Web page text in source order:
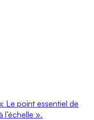
Le point essentiel de
l’échelle ».